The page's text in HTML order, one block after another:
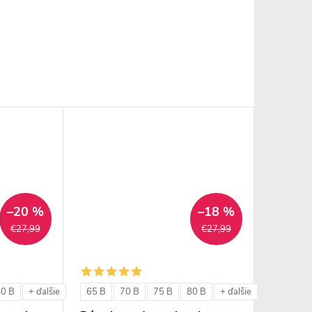
€27,99
–20 %
B + ďalšie
€27,99
–18 %
65 B 70 B 75 B 80 B + ďalšie